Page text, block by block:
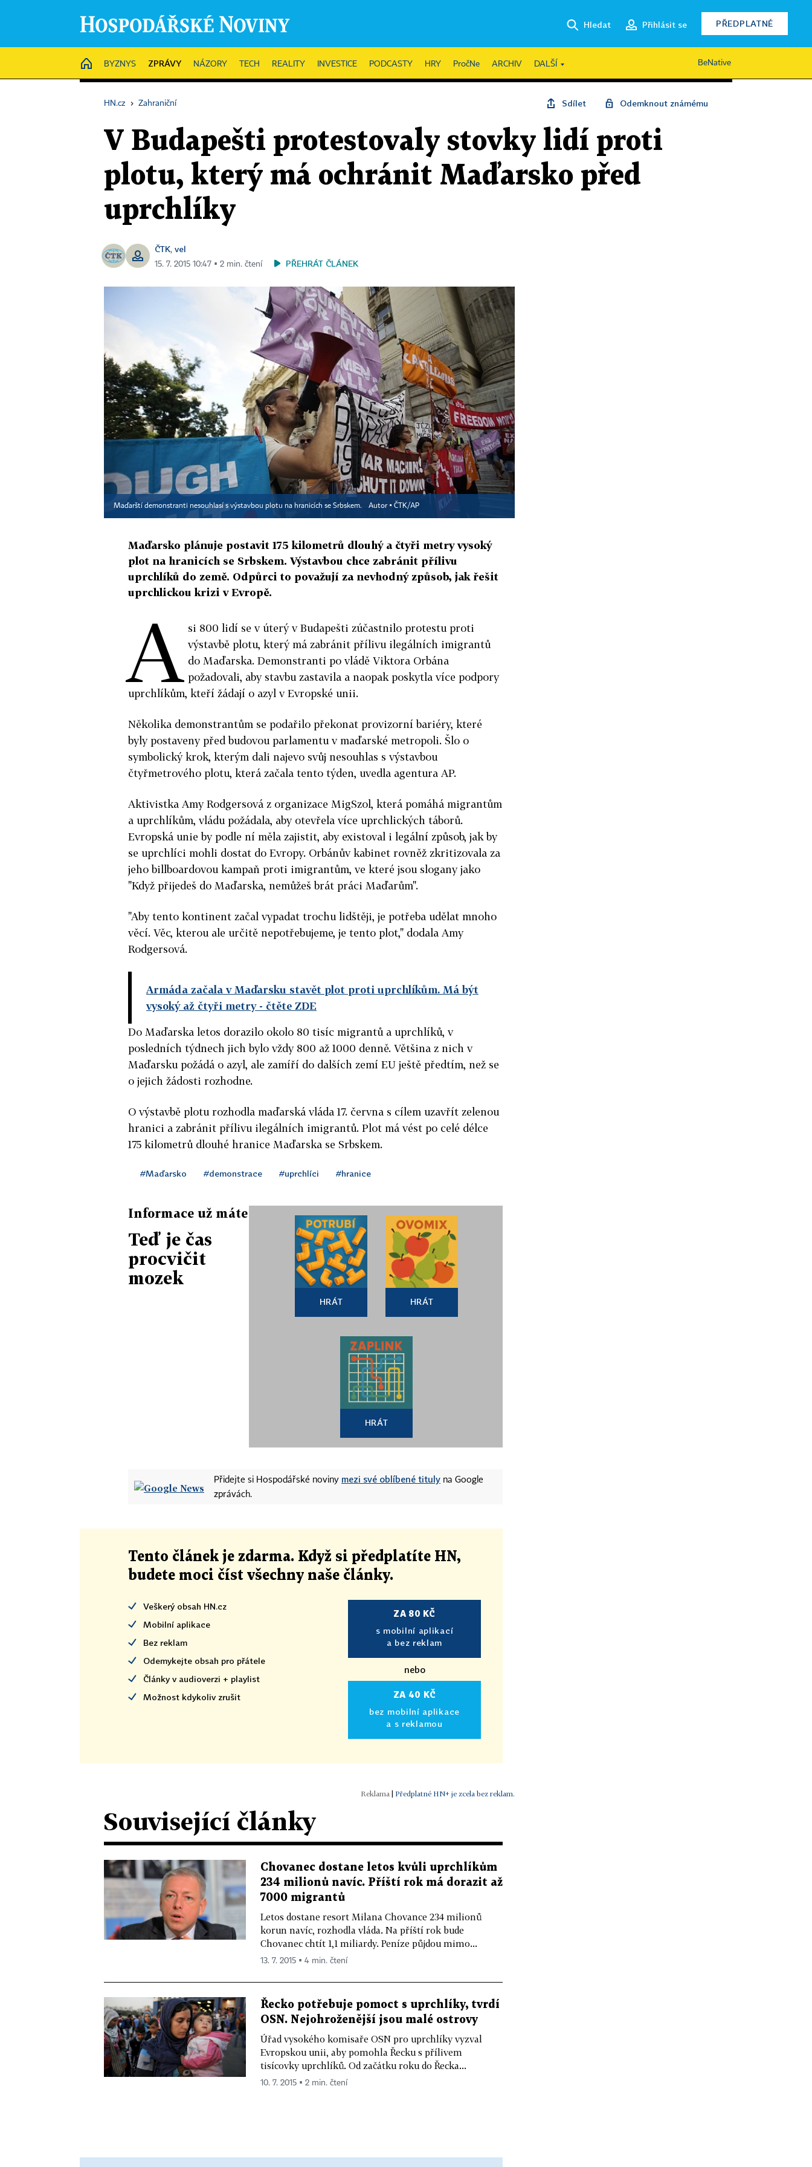
Hledat Přihlásit se PŘEDPLATNÉ
HOME
BYZNYS ZPRÁVY NÁZORY TECH REALITY INVESTICE PODCASTY HRY PročNe ARCHIV DALŠÍ BeNative
HN.cz › Zahraniční Sdílet Odemknout známému
V Budapešti protestovaly stovky lidí proti
plotu, který má ochránit Maďarsko před
uprchlíky
ČTK, vel
15. 7. 2015 10:47 ▪ 2 min. čtení PŘEHRÁT ČLÁNEK
Maďarští demonstranti nesouhlasí s výstavbou plotu na hranicích se Srbskem. Autor ▪ ČTK/AP
Maďarsko plánuje postavit 175 kilometrů dlouhý a čtyři metry vysoký
plot na hranicích se Srbskem. Výstavbou chce zabránit přílivu
uprchlíků do země. Odpůrci to považují za nevhodný způsob, jak řešit
uprchlickou krizi v Evropě.
A si 800 lidí se v úterý v Budapešti zúčastnilo protestu proti
výstavbě plotu, který má zabránit přílivu ilegálních imigrantů
do Maďarska. Demonstranti po vládě Viktora Orbána
požadovali, aby stavbu zastavila a naopak poskytla více podpory
uprchlíkům, kteří žádají o azyl v Evropské unii.
Několika demonstrantům se podařilo překonat provizorní bariéry, které
byly postaveny před budovou parlamentu v maďarské metropoli. Šlo o
symbolický krok, kterým dali najevo svůj nesouhlas s výstavbou
čtyřmetrového plotu, která začala tento týden, uvedla agentura AP.
Aktivistka Amy Rodgersová z organizace MigSzol, která pomáhá migrantům
a uprchlíkům, vládu požádala, aby otevřela více uprchlických táborů.
Evropská unie by podle ní měla zajistit, aby existoval i legální způsob, jak by
se uprchlíci mohli dostat do Evropy. Orbánův kabinet rovněž zkritizovala za
jeho billboardovou kampaň proti imigrantům, ve které jsou slogany jako
"Když přijedeš do Maďarska, nemůžeš brát práci Maďarům".
"Aby tento kontinent začal vypadat trochu lidštěji, je potřeba udělat mnoho
věcí. Věc, kterou ale určitě nepotřebujeme, je tento plot," dodala Amy
Rodgersová.
Armáda začala v Maďarsku stavět plot proti uprchlíkům. Má být
vysoký až čtyři metry- čtěte ZDE
Do Maďarska letos dorazilo okolo 80 tisíc migrantů a uprchlíků, v
posledních týdnech jich bylo vždy 800 až 1000 denně. Většina z nich v
Maďarsku požádá o azyl, ale zamíří do dalších zemí EU ještě předtím, než se
o jejich žádosti rozhodne.
O výstavbě plotu rozhodla maďarská vláda 17. června s cílem uzavřít zelenou
hranici a zabránit přílivu ilegálních imigrantů. Plot má vést po celé délce
175 kilometrů dlouhé hranice Maďarska se Srbskem.
#Maďarsko #demonstrace #uprchlíci #hranice
Informace už máte
Teď je čas
procvičit
mozek
HRÁT HRÁT
HRÁT
Přidejte si Hospodářské noviny mezi své oblíbené tituly na Google
zprávách.
Tento článek je zdarma. Když si předplatíte HN,
budete moci číst všechny naše články.
Veškerý obsah HN.cz
Mobilní aplikace
Bez reklam
Odemykejte obsah pro přátele
Články v audioverzi + playlist
Možnost kdykoliv zrušit
ZA 80 KČ
s mobilní aplikací
a bez reklam
nebo
ZA 40 KČ
bez mobilní aplikace
a s reklamou
| Předplatné HN+ je zcela bez reklam.
Související články
Chovanec dostane letos kvůli uprchlíkům
234 milionů navíc. Příští rok má dorazit až
7000 migrantů
Letos dostane resort Milana Chovance 234 milionů
korun navíc, rozhodla vláda. Na příští rok bude
Chovanec chtít 1,1 miliardy. Peníze půjdou mimo...
13. 7. 2015 ▪ 4 min. čtení
Řecko potřebuje pomoct s uprchlíky, tvrdí
OSN. Nejohroženější jsou malé ostrovy
Úřad vysokého komisaře OSN pro uprchlíky vyzval
Evropskou unii, aby pomohla Řecku s přílivem
tisícovky uprchlíků. Od začátku roku do Řecka...
10. 7. 2015 ▪ 2 min. čtení